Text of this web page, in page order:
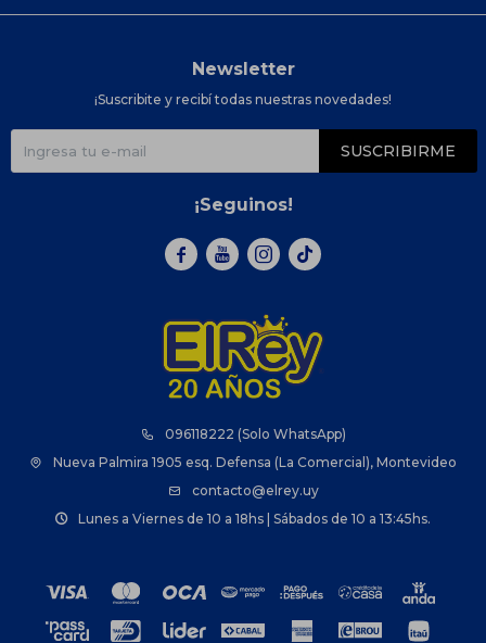
096118222 (Solo WhatsApp)
Nueva Palmira 1905 esq. Defensa (La Comercial), Montevideo
contacto@elrey.uy
Lunes a Viernes de 10 a 18hs | Sábados de 10 a 13:45hs.
Newsletter
¡Suscribite y recibí todas nuestras novedades!
SUSCRIBIRME
¡Seguinos!
  